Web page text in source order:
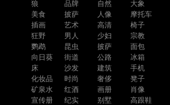
狼
品牌 自然
大象
美食
披萨 人像
摩托车
插画
艺术 高清
椅子
狂野
男人 少妇
宗教
鹦鹉
昆虫 披萨
面包
向日葵
街道 公路
冰箱
床
沙发 建筑
手机
化妆品
时尚 奢侈
凳子
矿泉水
红酒 画册
肖像
宣传册
纪实 别墅
高跟鞋